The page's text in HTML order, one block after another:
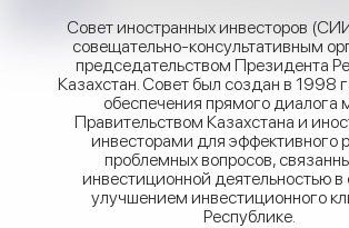
Совет иностранных инвесторов
совещательно-консультативным
председательством Президента
Казахстан. Совет был создан в 1998
обеспечения прямого диалога
Правительством Казахстана и
инвесторами для эффективного
проблемных вопросов,
инвестиционной деятельностью в
улучшением инвестиционного
Республике.